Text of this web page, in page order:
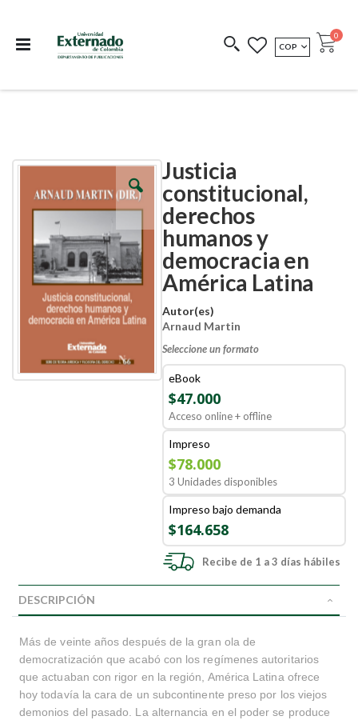
COEDICIONES REDIMIR CÓDIGO
MONEDA
COP Cart
0
Justicia
constitucional,
derechos
humanos y
democracia en
América Latina
Autor(es)
Arnaud Martin
Seleccione un formato
eBook
$47.000
Acceso online + offline
Impreso
$78.000
3 Unidades disponibles
Impreso bajo demanda
$164.658
Recibe de 1 a 3 días hábiles
Skip
images
gallery
Skip
beginning
images
gallery
DESCRIPCIÓN
Más de veinte años después de la gran ola de
democratización que acabó con los regímenes autoritarios
que actuaban con rigor en la región, América Latina ofrece
hoy todavía la cara de un subcontinente preso por los viejos
demonios del pasado. La alternancia en el poder se produce